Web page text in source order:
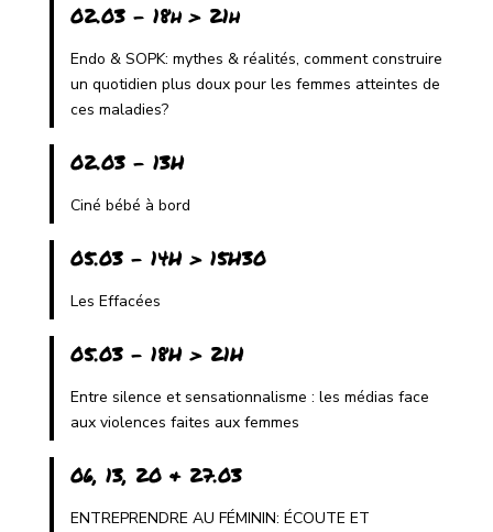
02.03 - 18h > 21h
Endo & SOPK: mythes & réalités, comment construire
un quotidien plus doux pour les femmes atteintes de
ces maladies?
02.03 - 13H
Ciné bébé à bord
05.03 - 14H > 15H30
Les Effacées
05.03 - 18H > 21H
Entre silence et sensationnalisme : les médias face
aux violences faites aux femmes
06, 13, 20 & 27.03
ENTREPRENDRE AU FÉMININ: ÉCOUTE ET